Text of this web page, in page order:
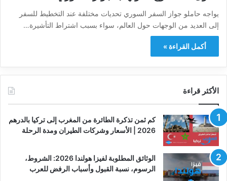
يواجه حاملو جواز السفر السوري تحديات مختلفة عند التخطيط للسفر
إلى العديد من الوجهات حول العالم، سواء بسبب اشتراط التأشيرة…
أكمل القراءة »
الأكثر قراءة
كم ثمن تذكرة الطائرة من المغرب إلى تركيا بالدرهم
2026 | الأسعار وشركات الطيران ومدة الرحلة
الوثائق المطلوبة لفيزا هولندا 2026: الشروط،
الرسوم، نسبة القبول وأسباب الرفض للعرب